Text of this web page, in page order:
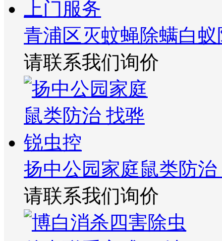
青浦区灭蚊蝇除螨白
请联系我们询价
扬中公园家庭鼠类防
请联系我们询价